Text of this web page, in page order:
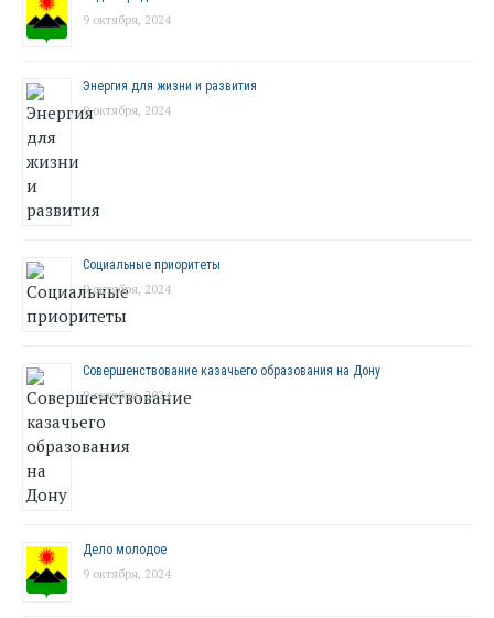
9 октября, 2024
Энергия для жизни и развития
9 октября, 2024
Социальные приоритеты
9 октября, 2024
Совершенствование казачьего образования на Дону
9 октября, 2024
Дело молодое
9 октября, 2024